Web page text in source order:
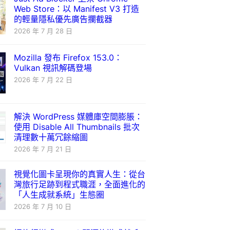
Web Store：以 Manifest V3 打造
的輕量隱私優先廣告攔截器
2026 年 7 月 28 日
Mozilla 發布 Firefox 153.0：
Vulkan 視訊解碼登場
2026 年 7 月 22 日
解決 WordPress 媒體庫空間膨脹：
使用 Disable All Thumbnails 批次
清理數十萬冗餘縮圖
2026 年 7 月 21 日
視覺化圖卡呈現你的真實人生：從台
灣旅行足跡到程式職涯，全面進化的
「人生成就系統」生態圈
2026 年 7 月 10 日